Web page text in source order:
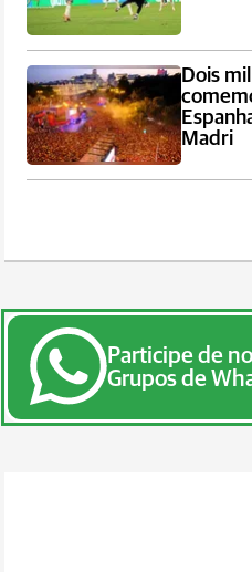
Dois
Madri
Participe de
Grupos de